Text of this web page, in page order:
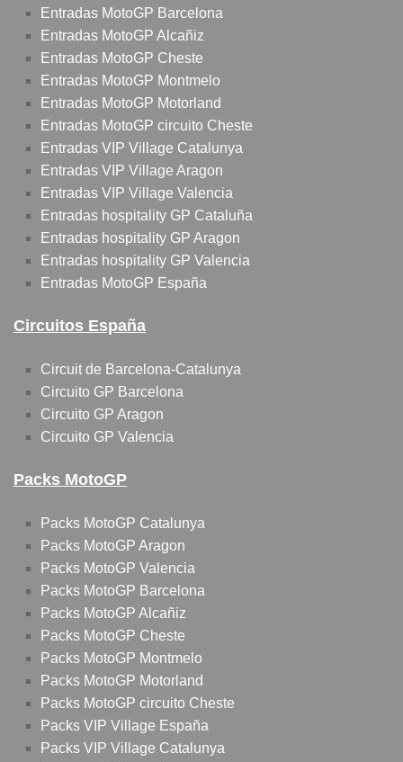
Entradas MotoGP Barcelona
Entradas MotoGP Alcañiz
Entradas MotoGP Cheste
Entradas MotoGP Montmelo
Entradas MotoGP Motorland
Entradas MotoGP circuito Cheste
Entradas VIP Village Catalunya
Entradas VIP Village Aragon
Entradas VIP Village Valencia
Entradas hospitality GP Cataluña
Entradas hospitality GP Aragon
Entradas hospitality GP Valencia
Entradas MotoGP España
Circuitos España
Circuit de Barcelona-Catalunya
Circuito GP Barcelona
Circuito GP Aragon
Circuito GP Valencia
Packs MotoGP
Packs MotoGP Catalunya
Packs MotoGP Aragon
Packs MotoGP Valencia
Packs MotoGP Barcelona
Packs MotoGP Alcañiz
Packs MotoGP Cheste
Packs MotoGP Montmelo
Packs MotoGP Motorland
Packs MotoGP circuito Cheste
Packs VIP Village España
Packs VIP Village Catalunya